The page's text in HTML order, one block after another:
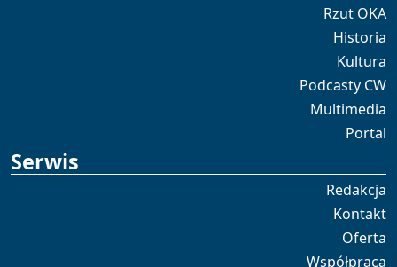
Rzut OKA
Historia
Kultura
Podcasty CW
Multimedia
Portal
Serwis
Redakcja
Kontakt
Oferta
Współpraca